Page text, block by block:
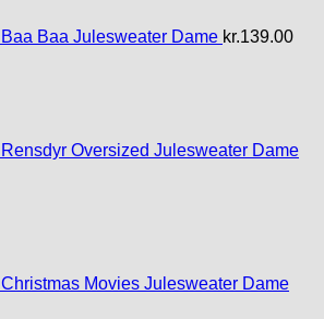
Baa Baa Julesweater Dame kr.139.00
Rensdyr Oversized Julesweater Dame
Christmas Movies Julesweater Dame